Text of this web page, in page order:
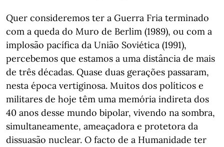
Quer consideremos ter a Guerra Fria terminado
com a queda do Muro de Berlim (1989), ou com a
implosão pacífica da União Soviética (1991),
percebemos que estamos a uma distância de mais
de três décadas. Quase duas gerações passaram,
nesta época vertiginosa. Muitos dos políticos e
militares de hoje têm uma memória indireta dos
40 anos desse mundo bipolar, vivendo na sombra,
simultaneamente, ameaçadora e protetora da
dissuasão nuclear. O facto de a Humanidade ter